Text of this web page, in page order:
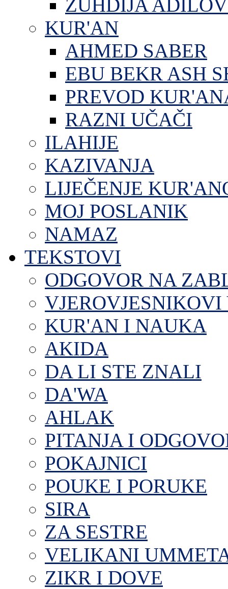
ZUHDIJA
KUR'AN
AHMED SABER
EBU BEKR ASH
PREVOD
RAZNI UČAČI
ILAHIJE
KAZIVANJA
LIJEČENJE
MOJ POSLANIK
NAMAZ
TEKSTOVI
ODGOVOR NA
VJEROVJESNIKOVI
KUR'AN I NAUKA
AKIDA
DA LI STE ZNALI
DA'WA
AHLAK
PITANJA I
POKAJNICI
POUKE I PORUKE
SIRA
ZA SESTRE
VELIKANI
ZIKR I DOVE